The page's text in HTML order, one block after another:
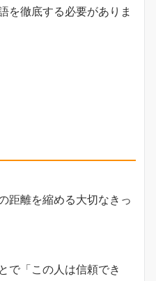
を徹底する必要がありま
距離を縮める大切なきっ
で「この人は信頼でき